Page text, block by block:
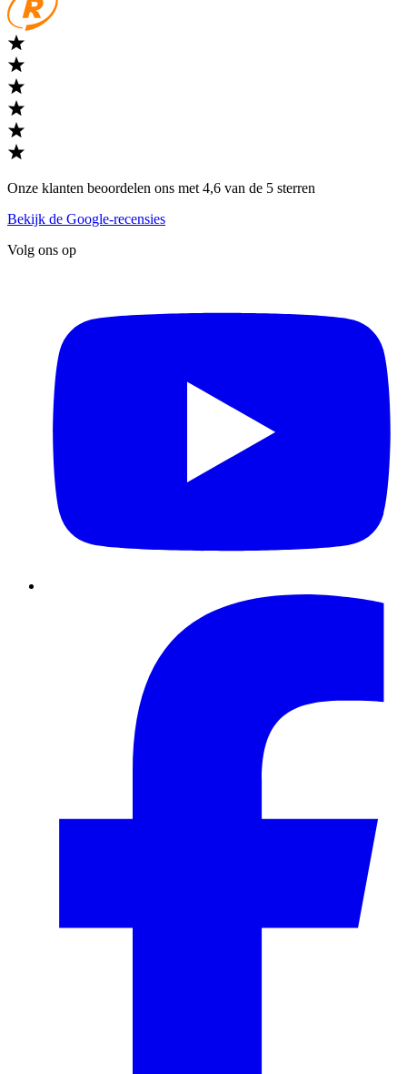
Onze klanten beoordelen ons met 4,6 van de 5 sterren
Bekijk de Google-recensies
Volg ons op